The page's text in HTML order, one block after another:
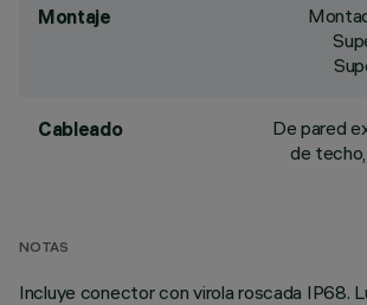
Montaje
Cableado
De pared
de
NOTAS
Incluye conector con virola roscada IP68.